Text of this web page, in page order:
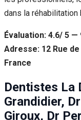
dans la réhabilitation
Évaluation: 4.6/ 5 —
Adresse: 12 Rue
France
Dentistes La
Grandidier,
Giroux, Dr